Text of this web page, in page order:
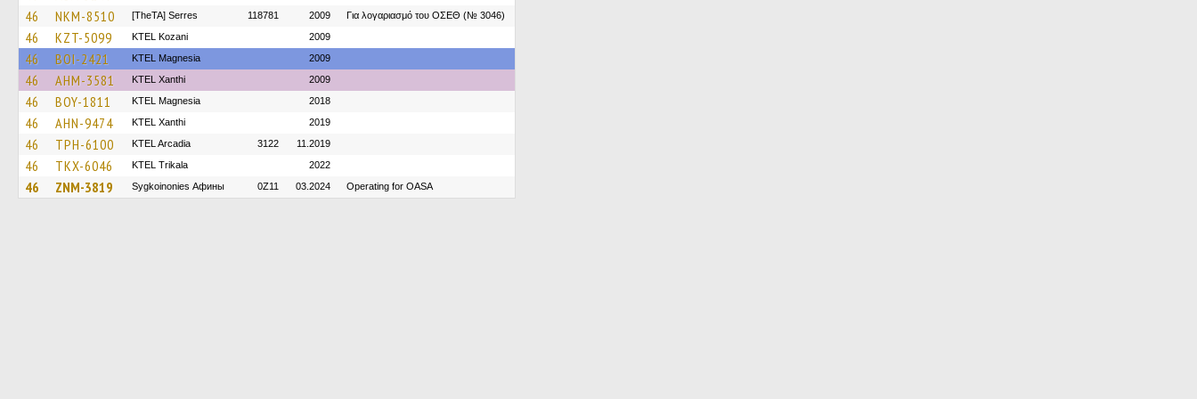
46 NKM-8510 [TheTA] Serres 118781 2009 Για λογαριασμό του ΟΣΕΘ (№ 3046)
46 KZT-5099 ΚΤΕL Kozani 2009
46 BOI-2421 ΚΤΕL Magnesia 2009
46 AHM-3581 KTEL Xanthi 2009
46 BOY-1811 ΚΤΕL Magnesia 2018
46 AHN-9474 KTEL Xanthi 2019
46 TPH-6100 KTEL Arcadia 3122 11.2019
46 TKX-6046 ΚΤΕL Τrikala 2022
46 ZNM-3819 Sygkoinonies Афины 0Z11 03.2024 Operating for OASA